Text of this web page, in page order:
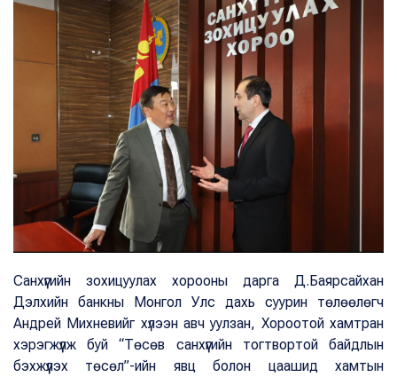
Санхүүгийн зохицуулах хорооны дарга Д.Баярсайхан
Дэлхийн банкны Монгол Улс дахь суурин төлөөлөгч
Андрей Михневийг хүлээн авч уулзан, Хороотой хамтран
хэрэгжүүлж буй “Төсөв санхүүгийн тогтвортой байдлын
бэхжүүлэх төсөл”-ийн явц болон цаашид хамтын